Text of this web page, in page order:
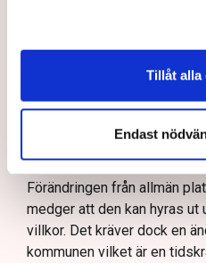
Tillåt alla
Endast
inte ha alltför omfattande
– Det har funnits
offentlig mark. Därför görs
Egebäck, enhetschef på
Norrköping.
Förändringen från allmän
medger att den kan hyras ut
villkor. Det kräver dock en
kommunen vilket är en